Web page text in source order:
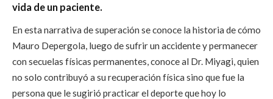
vida de un paciente.
En esta narrativa de superación se conoce la historia de cómo
Mauro Depergola, luego de sufrir un accidente y permanecer
con secuelas físicas permanentes, conoce al Dr. Miyagi, quien
no solo contribuyó a su recuperación física sino que fue la
persona que le sugirió practicar el deporte que hoy lo